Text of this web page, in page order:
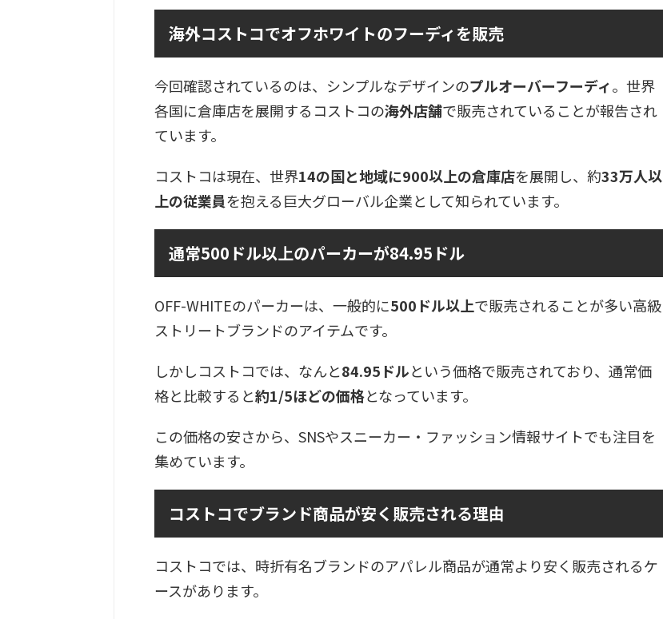
海外コストコでオフホワイトのフーディを販売
今回確認されているのは、シンプルなデザインのプルオーバーフーディ。世界
各国に倉庫店を展開するコストコの海外店舗で販売されていることが報告され
ています。
コストコは現在、世界14の国と地域に900以上の倉庫店を展開し、約33万人以
上の従業員を抱える巨大グローバル企業として知られています。
通常500ドル以上のパーカーが84.95ドル
OFF-WHITEのパーカーは、一般的に500ドル以上で販売されることが多い高級
ストリートブランドのアイテムです。
しかしコストコでは、なんと84.95ドルという価格で販売されており、通常価
格と比較すると約1/5ほどの価格となっています。
この価格の安さから、SNSやスニーカー・ファッション情報サイトでも注目を
集めています。
コストコでブランド商品が安く販売される理由
コストコでは、時折有名ブランドのアパレル商品が通常より安く販売されるケ
ースがあります。